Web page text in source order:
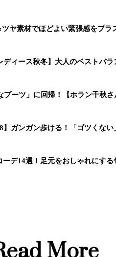
ヤ素材でほどよい緊張感をプラ
ィース秋冬】大人のベストバラ
ブーツ」に回帰！【ホラン千秋
】ガンガン歩ける！「ゴツくな
ーデ14選！足元をおしゃれにす
More